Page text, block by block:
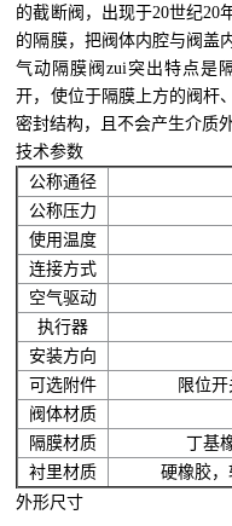
的截断阀，出现于20世纪20
的隔膜，把阀体内腔与阀盖
气动隔膜阀zui突出特点是
开，使位于隔膜上方的阀杆
密封结构，且不会产生介质外
技术参数
公称通径
公称压力
使用温度
连接方式
空气驱动
执行器
安装方向
可选附件
限位
阀体材质
隔膜材质
丁基
衬里材质
硬橡胶
外形尺寸